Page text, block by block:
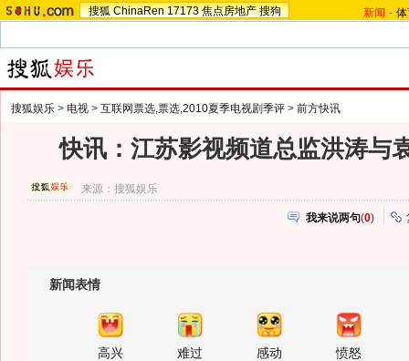
搜狐 ChinaRen 17173 焦点房地产 搜狗 新闻 -
搜狐娱乐 > 电视 > 互联网票选,票选,2010夏季电视剧季评 > 前方快讯
快讯：江苏影视频道总监洪涛与
来源：搜狐娱乐
我来说两句(0)
新闻表情
高兴 难过 感动 愤怒